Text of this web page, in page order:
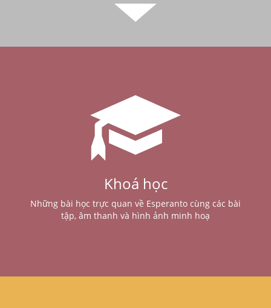
Khoá học
Những bài học trực quan về Esperanto cùng các bài
tập, âm thanh và hình ảnh minh hoạ